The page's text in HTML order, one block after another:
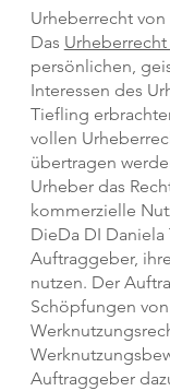
Urheberrecht
Das Urheberrecht
persönlichen,
Interessen des
Tiefling
vollen
übertragen
Urheber das
kommerzielle
DieDa DI
Auftraggeber,
nutzen. Der
Schöpfungen
Auftraggeber